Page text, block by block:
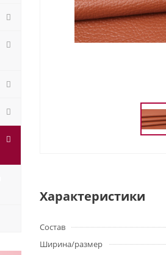
Характеристики
Состав
Ширина/размер